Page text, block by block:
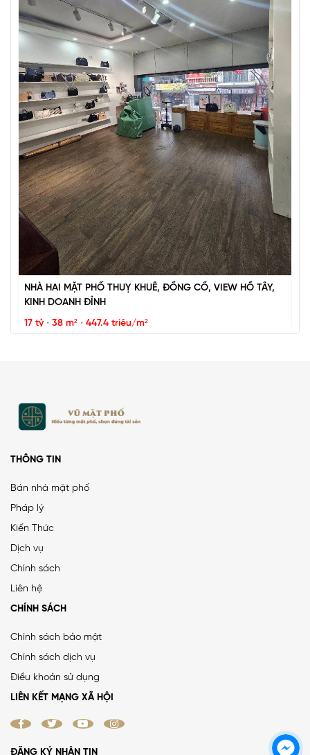
BÁN ĐẢO VŨ MIÊN, SIÊU PHẨM MẶT HỒ TÂY, 2 THOÁNG,
NHÀ DÂN XÂY
67 tỷ•57 m²•1.2 tỷ/m²
Vũ Miên
PHÂN LÔ LẠC TRUNG 2 Ô TÔ DỪNG ĐỖ, VỈA HÈ, DÂN XÂY
Lạc Trung
NHÀ HAI MẶT PHỐ THUỴ KHUÊ, ĐỒNG CỔ, VIEW HỒ TÂY,
KINH DOANH ĐỈNH
17 tỷ • 38 m² • 447.4 triệu/m²
MẶT ĐƯỜNG VÀNH ĐAI 1, LÔ GÓC, MẶT TIỀN 8.8M, ĐƯỜNG
•
La Thành
THÔNG TIN
Bán nhà mặt phố
Pháp lý
Kiến Thức
Dịch vụ
Chính sách
Liên hệ
CHÍNH SÁCH
Chính sách bảo mật
Chính sách dịch vụ
Điều khoản sử dụng
LIÊN KẾT MẠNG XÃ HỘI
ĐĂNG KÝ NHẬN TIN